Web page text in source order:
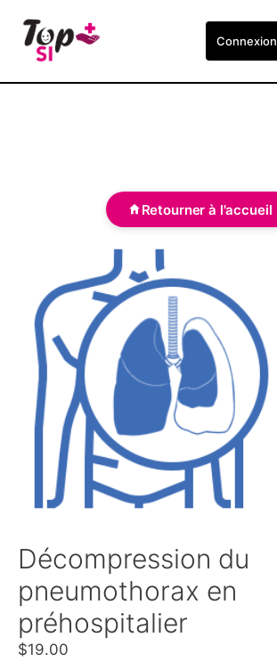
Connexion
Retourner à l'accueil
Décompression du
pneumothorax en
préhospitalier
$19.00